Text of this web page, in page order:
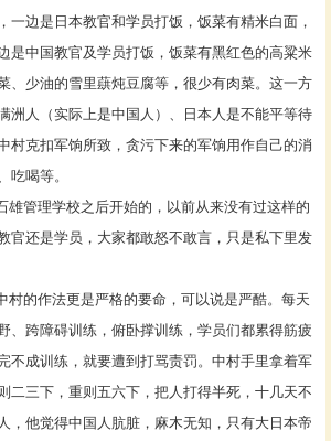
一边是日本教官和学员打饭，饭菜有精米白面，
是中国教官及学员打饭，饭菜有黑红色的高粱米
、少油的雪里蕻炖豆腐等，很少有肉菜。这一方
洲人（实际上是中国人）、日本人是不能平等待
村克扣军饷所致，贪污下来的军饷用作自己的消
吃喝等。
雄管理学校之后开始的，以前从来没有过这样的
官还是学员，大家都敢怒不敢言，只是私下里发
村的作法更是严格的要命，可以说是严酷。每天
、跨障碍训练，俯卧撑训练，学员们都累得筋疲
不成训练，就要遭到打骂责罚。中村手里拿着军
二三下，重则五六下，把人打得半死，十几天不
，他觉得中国人肮脏，麻木无知，只有大日本帝